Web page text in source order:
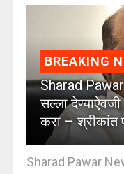
BREAKING
Sharad
सल्ला
करा – श्रीकांत
Sharad Pawar